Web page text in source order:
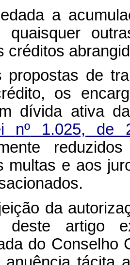
a
quaisquer
créditos
propostas de
os
dívida ativa
nº 1.025, de
multas e aos
da
deste artigo
do Conselho